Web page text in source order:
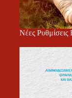
Νέες